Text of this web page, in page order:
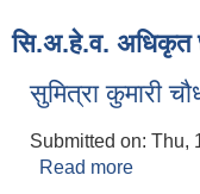
सि.अ.हे.व. अधिकृत
सुमित्रा कुमारी
Submitted on: Thu,
Read more